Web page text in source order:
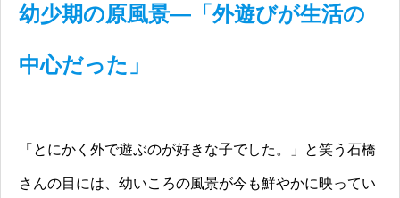
幼少期の原風景―「外遊びが生活の
中心だった」
「とにかく外で遊ぶのが好きな子でした。」と笑う石橋
さんの目には、幼いころの風景が今も鮮やかに映ってい